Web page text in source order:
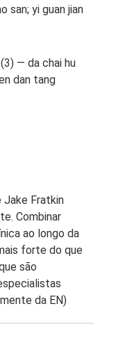
san; yi guan jian
— da chai hu
dan tang
Jake Fratkin
Combinar
ao longo da
forte do que
são
da EN)